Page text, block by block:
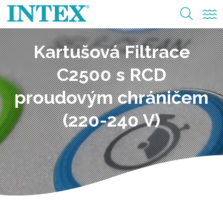
Kartušová Filtrace
C2500 s RCD
proudovým chráničem
(220-240 V)